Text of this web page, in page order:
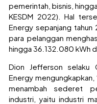
pemerintah, bisnis,
KESDM 2022). Hal
Energy sepanjang
para pelanggan
hingga 36.132.080 kWh
Dion Jefferson selaku
Energy mengungkapkan,
menambah sederet
industri, yaitu industri